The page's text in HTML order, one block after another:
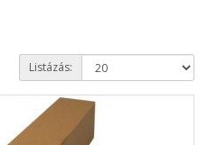
Listázás: